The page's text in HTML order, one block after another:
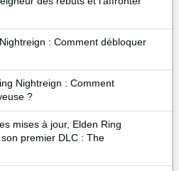
: Comment débloquer
Nightreign : Comment
?
mises à jour, Elden Ring
premier DLC : The